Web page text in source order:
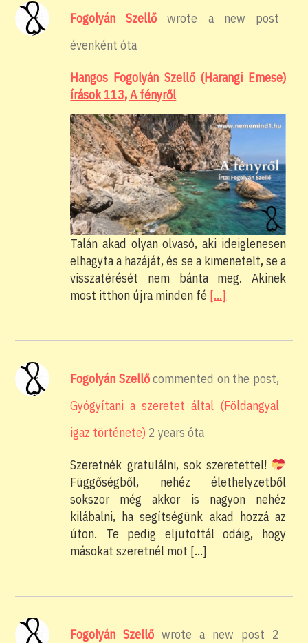
Fogolyán Szellő wrote a new post
évenként óta
Hangos Fogolyán Szellő (Harangi Emese)
írások 113, A fényről
Talán akad olyan olvasó, aki ideiglenesen
elhagyta a hazáját, és se a kimenetelt, se a
visszatérését nem bánta meg. Akinek
most itthon újra minden fé […]
Fogolyán Szellőcommented on the post,
Gyógyítani a szeretet által (Földangyal
igaz története) 2 years óta
Szeretnék gratulálni, sok szeretettel!
Függőségből, nehéz élethelyzetből
sokszor még akkor is nagyon nehéz
kilábalni, ha segítségünk akad hozzá az
úton. Te pedig eljutottál odáig, hogy
másokat szeretnél mot […]
Fogolyán Szellő wrote a new post 2